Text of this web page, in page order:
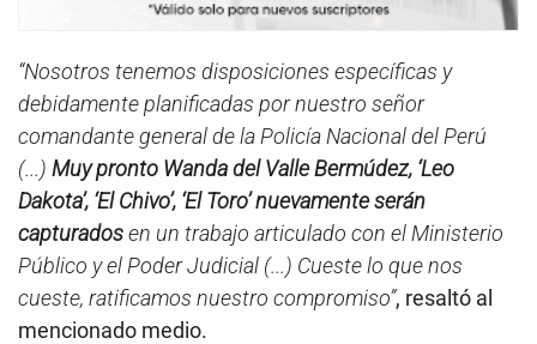
“Nosotros tenemos disposiciones específicas y
debidamente planificadas por nuestro señor
comandante general de la Policía Nacional del Perú
(...) Muy pronto Wanda del Valle Bermúdez, ‘Leo
Dakota’, ‘El Chivo’, ‘El Toro’ nuevamente serán
capturadosen un trabajo articulado con el Ministerio
Público y el Poder Judicial (...) Cueste lo que nos
cueste, ratificamos nuestro compromiso”, resaltó al
mencionado medio.